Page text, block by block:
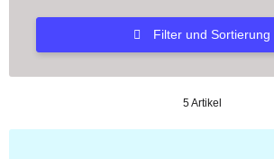
Filter und Sortierung
5 Artikel